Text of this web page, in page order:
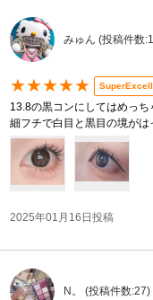
みゅん (投稿件数
★★★★★
13.8の黒コンにしてはめっち
細フチで白目と黒目の境がは
2025年01月16日投稿
N。 (投稿件数:27)